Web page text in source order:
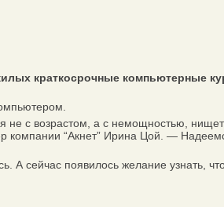
краткосрочные компьютерные
не с возрастом, а с немощностью,
компании “Акнет” Ирина Цой. —
сейчас появилось желание узнать,